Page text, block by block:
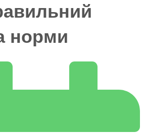
норми